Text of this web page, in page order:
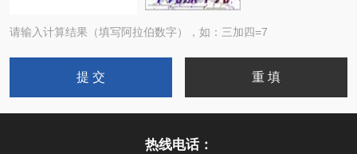
请输入计算结果（填写阿拉伯数字），如：三加四=7
热线电话：